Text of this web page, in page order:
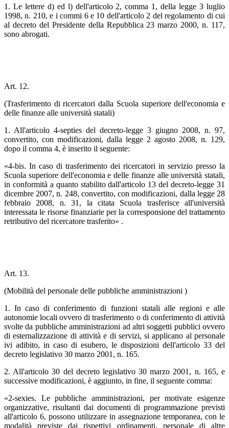
1. Le lettere d) ed l) dell'articolo 2, comma 1, della legge 3 luglio
1998, n. 210, e i commi 6 e 10 dell'articolo 2 del regolamento di cui
al decreto del Presidente della Repubblica 23 marzo 2000, n. 117,
sono abrogati.
Art. 12.
(Trasferimento di ricercatori dalla Scuola superiore dell'economia e
delle finanze alle università statali)
1. All'articolo 4-septies del decreto-legge 3 giugno 2008, n. 97,
convertito, con modificazioni, dalla legge 2 agosto 2008, n. 129,
dopo il comma 4, è inserito il seguente:
«4-bis. In caso di trasferimento dei ricercatori in servizio presso la
Scuola superiore dell'economia e delle finanze alle università statali,
in conformità a quanto stabilito dall'articolo 13 del decreto-legge 31
dicembre 2007, n. 248, convertito, con modificazioni, dalla legge 28
febbraio 2008, n. 31, la citata Scuola trasferisce all'università
interessata le risorse finanziarie per la corresponsione del trattamento
retributivo del ricercatore trasferito» .
Art. 13.
(Mobilità del personale delle pubbliche amministrazioni )
1. In caso di conferimento di funzioni statali alle regioni e alle
autonomie locali ovvero di trasferimento o di conferimento di attività
svolte da pubbliche amministrazioni ad altri soggetti pubblici ovvero
di esternalizzazione di attività e di servizi, si applicano al personale
ivi adibito, in caso di esubero, le disposizioni dell'articolo 33 del
decreto legislativo 30 marzo 2001, n. 165.
2. All'articolo 30 del decreto legislativo 30 marzo 2001, n. 165, e
successive modificazioni, è aggiunto, in fine, il seguente comma:
«2-sexies. Le pubbliche amministrazioni, per motivate esigenze
organizzative, risultanti dai documenti di programmazione previsti
all'articolo 6, possono utilizzare in assegnazione temporanea, con le
modalità previste dai rispettivi ordinamenti, personale di altre